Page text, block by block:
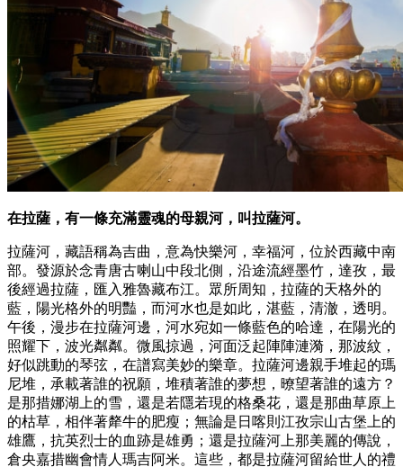
在拉薩，有一條充滿靈魂的母親河，叫拉薩河。
拉薩河，藏語稱為吉曲，意為快樂河，幸福河，位於西藏中南
部。發源於念青唐古喇山中段北側，沿途流經墨竹，達孜，最
後經過拉薩，匯入雅魯藏布江。眾所周知，拉薩的天格外的
藍，陽光格外的明豔，而河水也是如此，湛藍，清澈，透明。
午後，漫步在拉薩河邊，河水宛如一條藍色的哈達，在陽光的
照耀下，波光粼粼。微風掠過，河面泛起陣陣漣漪，那波紋，
好似跳動的琴弦，在譜寫美妙的樂章。拉薩河邊親手堆起的瑪
尼堆，承載著誰的祝願，堆積著誰的夢想，暸望著誰的遠方？
是那措娜湖上的雪，還是若隱若現的格桑花，還是那曲草原上
的枯草，相伴著犛牛的肥瘦；無論是日喀則江孜宗山古堡上的
雄鷹，抗英烈士的血跡是雄勇；還是拉薩河上那美麗的傳說，
倉央嘉措幽會情人瑪吉阿米。這些，都是拉薩河留給世人的禮